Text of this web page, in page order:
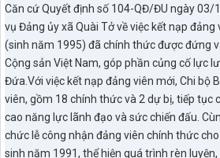
Căn cứ Quyết định số 104-QĐ/ĐU ngày
vụ Đảng ủy xã Quài Tở về việc kết nạp
(sinh năm 1995) đã chính thức được đứng
Cộng sản Việt Nam, góp phần củng cố lực
Đứa.Với việc kết nạp đảng viên mới, Chi bộ
viên, gồm 18 chính thức và 2 dự bị, tiếp tục
cao năng lực lãnh đạo và sức chiến đấu.
chức lễ công nhận đảng viên chính thức
sinh năm 1991, thể hiện quá trình rèn